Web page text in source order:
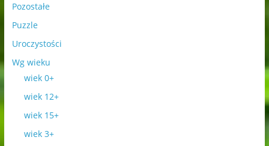
Pozostałe
Puzzle
Uroczystości
Wg wieku
wiek 0+
wiek 12+
wiek 15+
wiek 3+